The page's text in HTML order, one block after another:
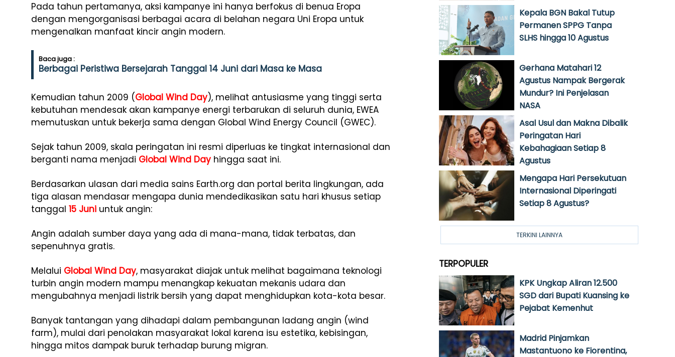
Pada tahun pertamanya, aksi kampanye ini hanya berfokus di benua Eropa
dengan mengorganisasi berbagai acara di belahan negara Uni Eropa untuk
mengenalkan manfaat kincir angin modern.
Baca juga :
Berbagai Peristiwa Bersejarah Tanggal 14 Juni dari Masa ke Masa
Kemudian tahun 2009 (Global Wind Day), melihat antusiasme yang tinggi serta
kebutuhan mendesak akan kampanye energi terbarukan di seluruh dunia, EWEA
memutuskan untuk bekerja sama dengan Global Wind Energy Council (GWEC).
Sejak tahun 2009, skala peringatan ini resmi diperluas ke tingkat internasional dan
berganti nama menjadi Global Wind Day hingga saat ini.
Berdasarkan ulasan dari media sains Earth.org dan portal berita lingkungan, ada
tiga alasan mendasar mengapa dunia mendedikasikan satu hari khusus setiap
tanggal 15 Juni untuk angin:
Angin adalah sumber daya yang ada di mana-mana, tidak terbatas, dan
sepenuhnya gratis.
Melalui Global Wind Day, masyarakat diajak untuk melihat bagaimana teknologi
turbin angin modern mampu menangkap kekuatan mekanis udara dan
mengubahnya menjadi listrik bersih yang dapat menghidupkan kota-kota besar.
Banyak tantangan yang dihadapi dalam pembangunan ladang angin (wind
farm), mulai dari penolakan masyarakat lokal karena isu estetika, kebisingan,
hingga mitos dampak buruk terhadap burung migran.
Kepala BGN Bakal Tutup
Permanen SPPG Tanpa
SLHS hingga 10 Agustus
Gerhana Matahari 12
Agustus Nampak Bergerak
Mundur? Ini Penjelasan
NASA
Asal Usul dan Makna Dibalik
Peringatan Hari
Kebahagiaan Setiap 8
Agustus
Mengapa Hari Persekutuan
Internasional Diperingati
Setiap 8 Agustus?
TERKINI LAINNYA
TERPOPULER
KPK Ungkap Aliran 12.500
SGD dari Bupati Kuansing ke
Pejabat Kemenhut
Madrid Pinjamkan
Mastantuono ke Fiorentina,